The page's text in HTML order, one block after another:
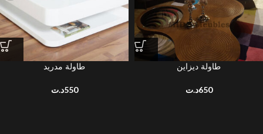
طاولة مدريد
550د.ت
طاولة ديزاين
650د.ت